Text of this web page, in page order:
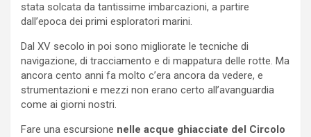
stata solcata da tantissime imbarcazioni, a partire
dall’epoca dei primi esploratori marini.
Dal XV secolo in poi sono migliorate le tecniche di
navigazione, di tracciamento e di mappatura delle rotte. Ma
ancora cento anni fa molto c’era ancora da vedere, e
strumentazioni e mezzi non erano certo all’avanguardia
come ai giorni nostri.
Fare una escursione nelle acque ghiacciate del Circolo